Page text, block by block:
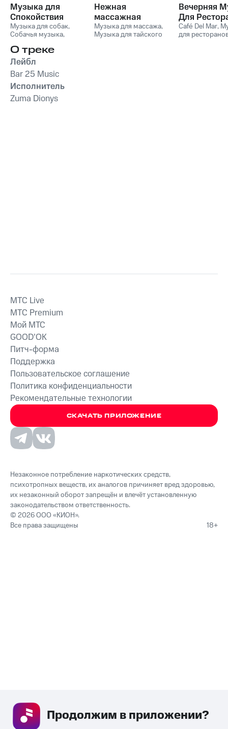
Музыка для
Спокойствия
Кошек
Музыка для собак,
Собачья музыка,
Музыка для сна
домашних животных
Музыка для йоги
Нежная
массажная
музыка для
глубокого
Музыка для массажа,
Музыка для тайского
Вечерняя
Для
Vol. 1
Café Del Mar,
для
О треке
Лейбл
Bar 25 Music
Исполнитель
Zuma Dionys
СКАЧАТЬ ПРИЛОЖЕНИЕ
MTС Live
MTС Premium
Мой МТС
GOOD’OK
Питч-форма
Поддержка
Пользовательское соглашение
Политика конфиденциальности
Рекомендательные технологии
Незаконное потребление наркотических средств,
психотропных веществ, их аналогов причиняет вред здоровью,
их незаконный оборот запрещён и влечёт установленную
законодательством ответственность.
© 2026 ООО «КИОН».
Все права защищены
18+
Продолжим в приложении?